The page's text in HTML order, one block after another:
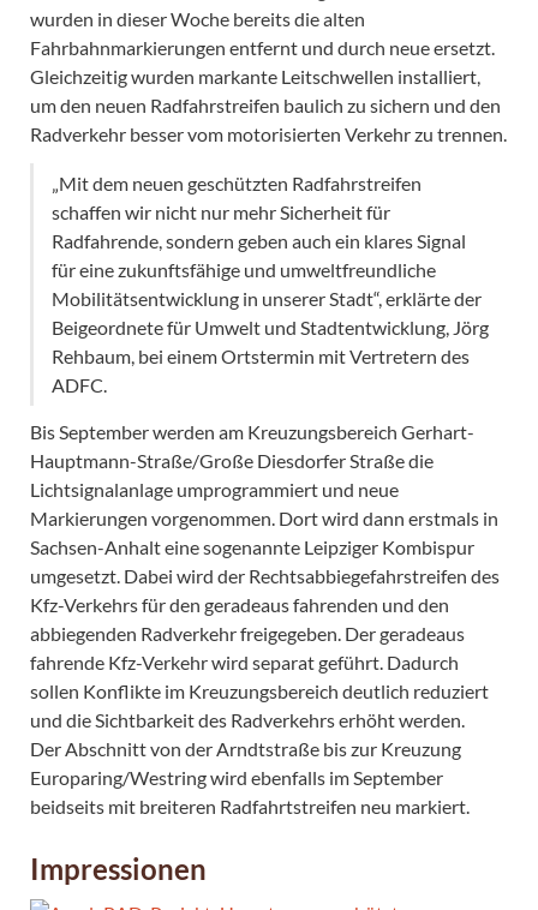
wurden in dieser Woche bereits die alten
Fahrbahnmarkierungen entfernt und durch neue ersetzt.
Gleichzeitig wurden markante Leitschwellen installiert,
um den neuen Radfahrstreifen baulich zu sichern und den
Radverkehr besser vom motorisierten Verkehr zu trennen.
„Mit dem neuen geschützten Radfahrstreifen
schaffen wir nicht nur mehr Sicherheit für
Radfahrende, sondern geben auch ein klares Signal
für eine zukunftsfähige und umweltfreundliche
Mobilitätsentwicklung in unserer Stadt“, erklärte der
Beigeordnete für Umwelt und Stadtentwicklung, Jörg
Rehbaum, bei einem Ortstermin mit Vertretern des
ADFC.
Bis September werden am Kreuzungsbereich Gerhart-
Hauptmann-Straße/Große Diesdorfer Straße die
Lichtsignalanlage umprogrammiert und neue
Markierungen vorgenommen. Dort wird dann erstmals in
Sachsen-Anhalt eine sogenannte Leipziger Kombispur
umgesetzt. Dabei wird der Rechtsabbiegefahrstreifen des
Kfz-Verkehrs für den geradeaus fahrenden und den
abbiegenden Radverkehr freigegeben. Der geradeaus
fahrende Kfz-Verkehr wird separat geführt. Dadurch
sollen Konflikte im Kreuzungsbereich deutlich reduziert
und die Sichtbarkeit des Radverkehrs erhöht werden.
Der Abschnitt von der Arndtstraße bis zur Kreuzung
Europaring/Westring wird ebenfalls im September
beidseits mit breiteren Radfahrtstreifen neu markiert.
Impressionen